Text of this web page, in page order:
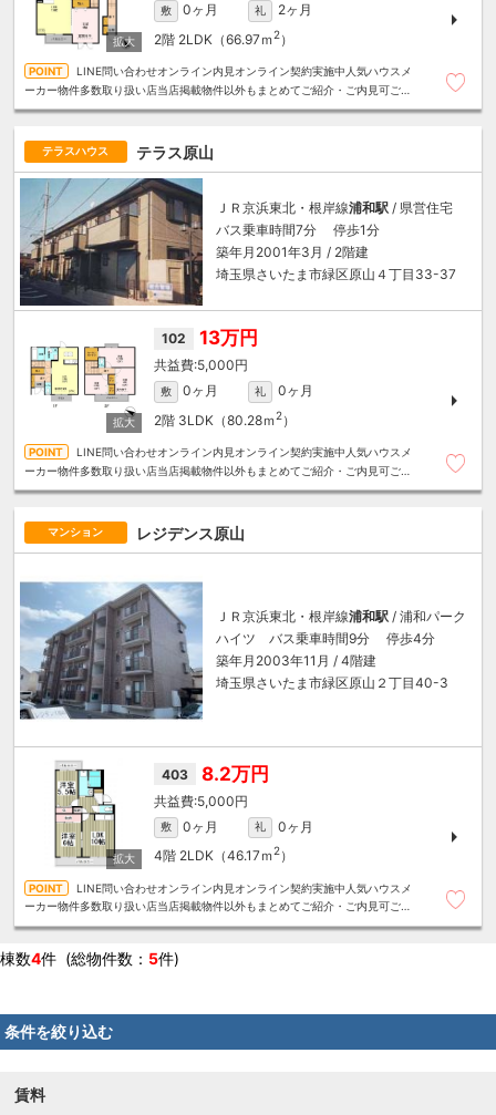
敷 0ヶ月 礼
2ヶ月
2階 2LDK（66.97ｍ 2）
LINE問い合わせオンライン内見オンライン契約実施中人気ハウスメ
ーカー物件多数取り扱い店当店掲載物件以外もまとめてご紹介・ご内見可ご予
テラスハウス テラス原山
ＪＲ京浜東北・根岸線浦和駅 / 県営住宅
バス乗車時間7分 停歩1分
築年月2001年3月 / 2階建
埼玉県さいたま市緑区原山４丁目33-37
102 13万円
5,000円
敷 0ヶ月 礼
0ヶ月
2階 3LDK（80.28ｍ 2）
LINE問い合わせオンライン内見オンライン契約実施中人気ハウスメ
ーカー物件多数取り扱い店当店掲載物件以外もまとめてご紹介・ご内見可ご予
マンション レジデンス原山
ＪＲ京浜東北・根岸線浦和駅 / 浦和パーク
ハイツ バス乗車時間9分 停歩4分
築年月2003年11月 / 4階建
埼玉県さいたま市緑区原山２丁目40-3
403 8.2万円
5,000円
敷 0ヶ月 礼
0ヶ月
4階 2LDK（46.17ｍ 2）
LINE問い合わせオンライン内見オンライン契約実施中人気ハウスメ
ーカー物件多数取り扱い店当店掲載物件以外もまとめてご紹介・ご内見可ご予
棟数4件 (総物件数： 5件)
条件を絞り込む
賃料